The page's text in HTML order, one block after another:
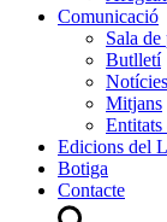
Comunicació
Sala de
Butlletí
Notícies
Mitjans
Edicions del
Botiga
Contacte